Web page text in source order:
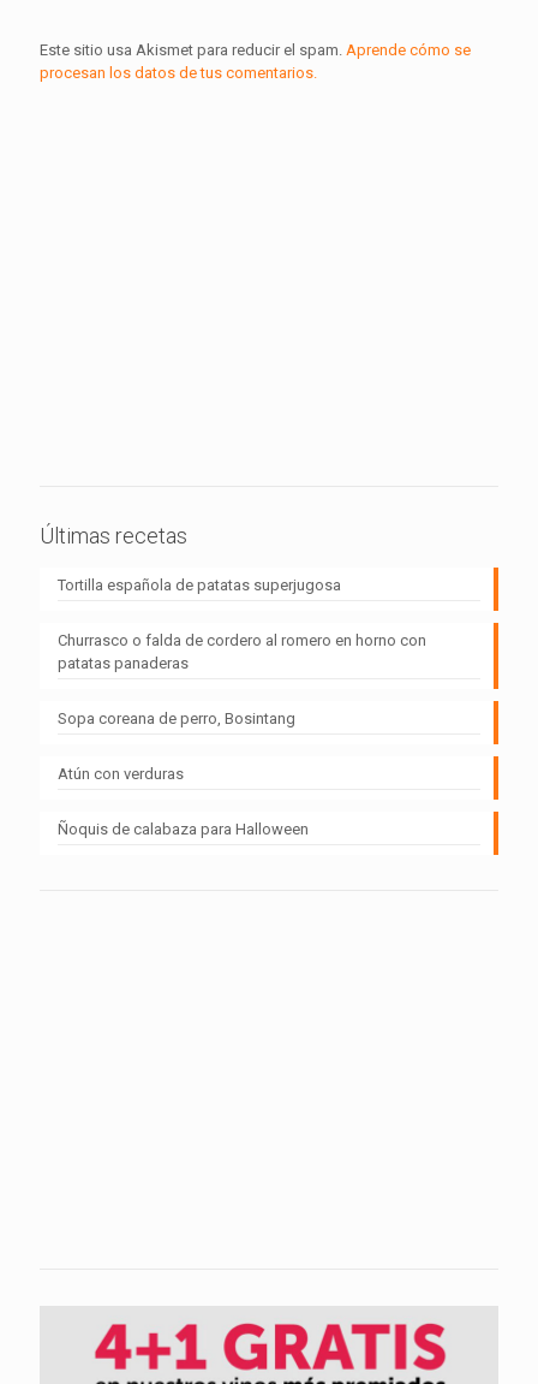
Este sitio usa Akismet para reducir el spam. Aprende cómo se
procesan los datos de tus comentarios.
Últimas recetas
Tortilla española de patatas superjugosa
Churrasco o falda de cordero al romero en horno con
patatas panaderas
Sopa coreana de perro, Bosintang
Atún con verduras
Ñoquis de calabaza para Halloween